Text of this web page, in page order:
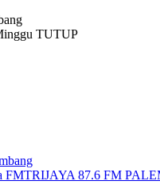
TUTUP
TRIJAYA 87.6 FM